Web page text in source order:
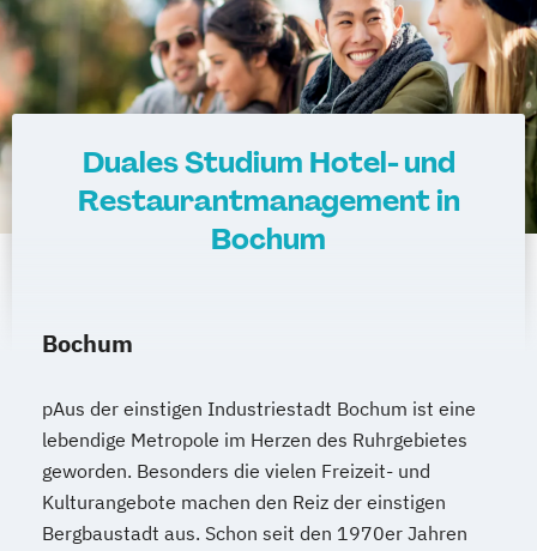
Duales Studium Hotel- und
Restaurantmanagement in
Bochum
Bochum
pAus der einstigen Industriestadt Bochum ist eine
lebendige Metropole im Herzen des Ruhrgebietes
geworden. Besonders die vielen Freizeit- und
Kulturangebote machen den Reiz der einstigen
Bergbaustadt aus. Schon seit den 1970er Jahren